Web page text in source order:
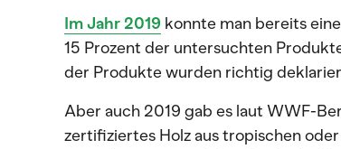
Im Jahr 2019 konnte man bereits
15 Prozent der untersuchten
der Produkte wurden richtig
Aber auch 2019 gab es laut WWF-
zertifiziertes Holz aus tropischen